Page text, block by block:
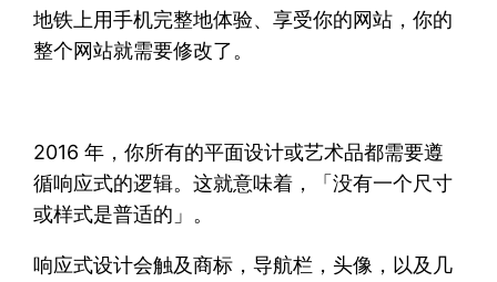
地铁上用手机完整地体验、享受你的网站，你的
整个网站就需要修改了。
2016 年，你所有的平面设计或艺术品都需要遵
循响应式的逻辑。这就意味着，「没有一个尺寸
或样式是普适的」。
响应式设计会触及商标，导航栏，头像，以及几